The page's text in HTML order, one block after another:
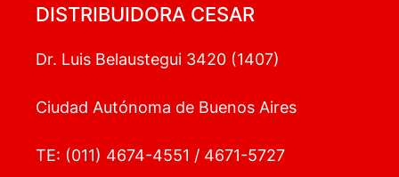
DISTRIBUIDORA CESAR
Dr. Luis Belaustegui 3420 (1407)
Ciudad Autónoma de Buenos Aires
TE: (011) 4674-4551 / 4671-5727